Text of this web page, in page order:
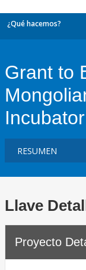
¿Qué hacemos?
Grant to
Incubator
Llave
Proyecto